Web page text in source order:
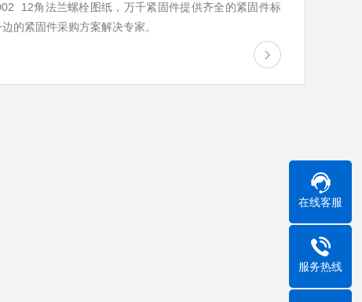
12角法兰螺栓图纸，万千紧固件提供齐全的紧固件标
的紧固件采购方案解决专家。
在线客服
服务热线